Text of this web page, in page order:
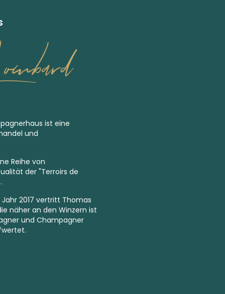
ist eine
und
Reihe von
der "Terroirs de
2017 vertritt Thomas
näher an den Winzern ist
und Champagner